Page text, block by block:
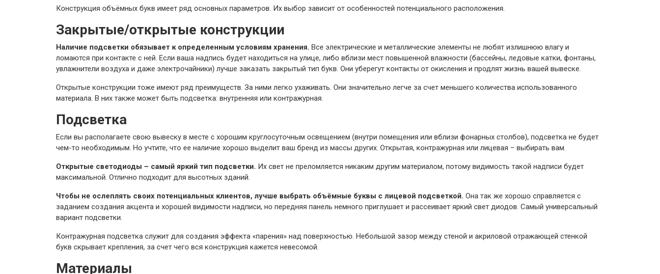
Конструкция объёмных букв имеет ряд основных параметров. Их выбор зависит от особенностей потенциального расположения.
Закрытые/открытые конструкции
Наличие подсветки обязывает к определенным условиям хранения. Все электрические и металлические элементы не любят излишнюю влагу и
ломаются при контакте с ней. Если ваша надпись будет находиться на улице, либо вблизи мест повышенной влажности (бассейны, ледовые катки, фонтаны,
увлажнители воздуха и даже электрочайники) лучше заказать закрытый тип букв. Они уберегут контакты от окисления и продлят жизнь вашей вывеске.
Открытые конструкции тоже имеют ряд преимуществ. За ними легко ухаживать. Они значительно легче за счет меньшего количества использованного
материала. В них также может быть подсветка: внутренняя или контражурная.
Подсветка
Если вы располагаете свою вывеску в месте с хорошим круглосуточным освещением (внутри помещения или вблизи фонарных столбов), подсветка не будет
чем-то необходимым. Но учтите, что ее наличие хорошо выделит ваш бренд из массы других. Открытая, контражурная или лицевая – выбирать вам.
Открытые светодиоды – самый яркий тип подсветки. Их свет не преломляется никаким другим материалом, потому видимость такой надписи будет
максимальной. Отлично подходит для высотных зданий.
Чтобы не ослеплять своих потенциальных клиентов, лучше выбрать объёмные буквы с лицевой подсветкой. Она так же хорошо справляется с
заданием создания акцента и хорошей видимости надписи, но передняя панель немного приглушает и рассеивает яркий свет диодов. Самый универсальный
вариант подсветки.
Контражурная подсветка служит для создания эффекта «парения» над поверхностью. Небольшой зазор между стеной и акриловой отражающей стенкой
букв скрывает крепления, за счет чего вся конструкция кажется невесомой.
Материалы